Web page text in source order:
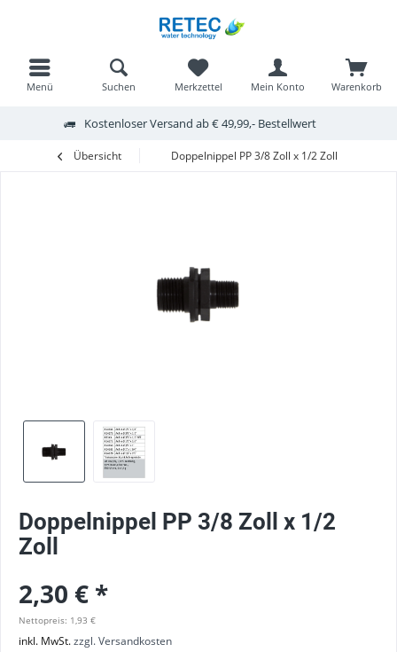
Kostenloser Versand ab € 49,99,- Bestellwert
Menü Warenkorb
Merkzettel Mein Konto
Suchen
Übersicht Doppelnippel PP 3/8 Zoll x 1/2 Zoll
Doppelnippel PP 3/8 Zoll x 1/2
Zoll
2,30 € *
Nettopreis: 1,93 €
inkl. MwSt.zzgl. Versandkosten